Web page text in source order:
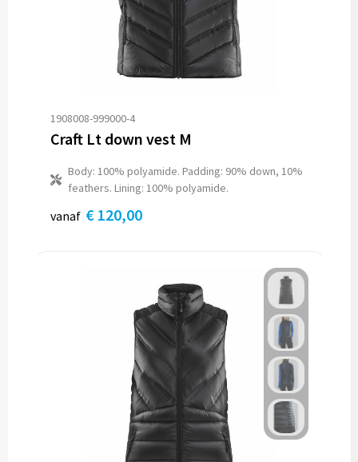
1908008-999000-4
Craft Lt down vest M
Body: 100% polyamide. Padding: 90% down, 10%
feathers. Lining: 100% polyamide.
vanaf € 120,00